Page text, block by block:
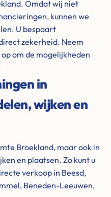
Omdat wij niet
kunnen we
U bespaart
zekerheid. Neem
om de mogelijkheden
in
wijken en
Broekland, maar ook in
en plaatsen. Zo kunt u
verkoop in Beesd,
Beneden-Leeuwen,